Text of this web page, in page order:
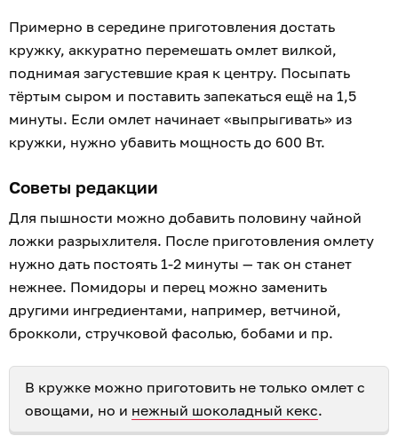
Примерно в середине приготовления достать
кружку, аккуратно перемешать омлет вилкой,
поднимая загустевшие края к центру. Посыпать
тёртым сыром и поставить запекаться ещё на 1,5
минуты. Если омлет начинает «выпрыгивать» из
кружки, нужно убавить мощность до 600 Вт.
Советы редакции
Для пышности можно добавить половину чайной
ложки разрыхлителя. После приготовления омлету
нужно дать постоять 1-2 минуты — так он станет
нежнее. Помидоры и перец можно заменить
другими ингредиентами, например, ветчиной,
брокколи, стручковой фасолью, бобами и пр.
В кружке можно приготовить не только омлет с
овощами, но и нежный шоколадный кекс.